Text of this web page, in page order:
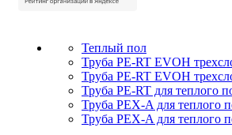
Теплый пол
Труба PE-RT EVOH
Труба PE-RT EVOH
Труба PE-RT для теплого
Труба PEX-A для теплого
Труба PEX-A для теплого